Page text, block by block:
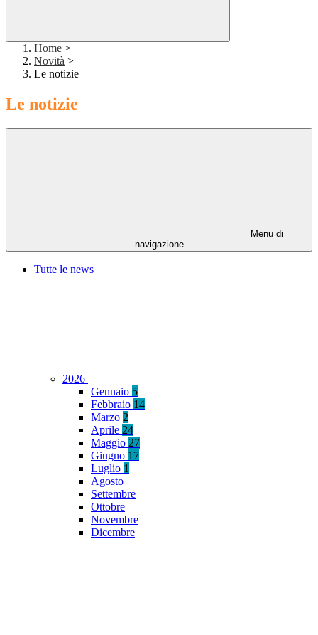
Home >
Novità >
Le notizie
Le notizie
Menu di
navigazione
Tutte le news
2026
Gennaio 5
Febbraio 14
Marzo 2
Aprile 24
Maggio 27
Giugno 17
Luglio 1
Agosto
Settembre
Ottobre
Novembre
Dicembre